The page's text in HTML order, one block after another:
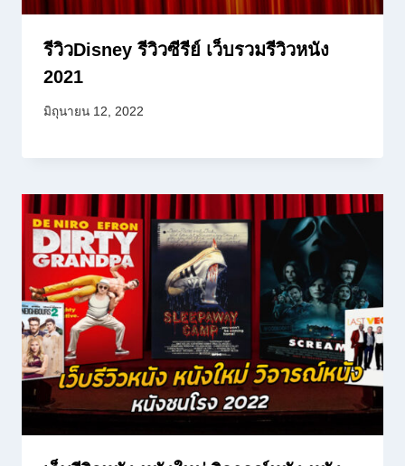
รีวิวDisney รีวิวซีรีย์ เว็บรวมรีวิวหนัง
2021
มิถุนายน 12, 2022